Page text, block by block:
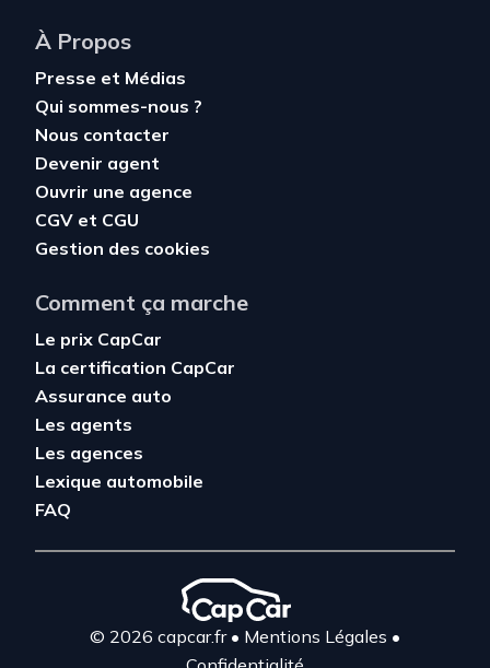
À Propos
Presse et Médias
Qui sommes-nous ?
Nous contacter
Devenir agent
Ouvrir une agence
CGV et CGU
Gestion des cookies
Comment ça marche
Le prix CapCar
La certification CapCar
Assurance auto
Les agents
Les agences
Lexique automobile
FAQ
© 2026 capcar.fr• Mentions Légales •